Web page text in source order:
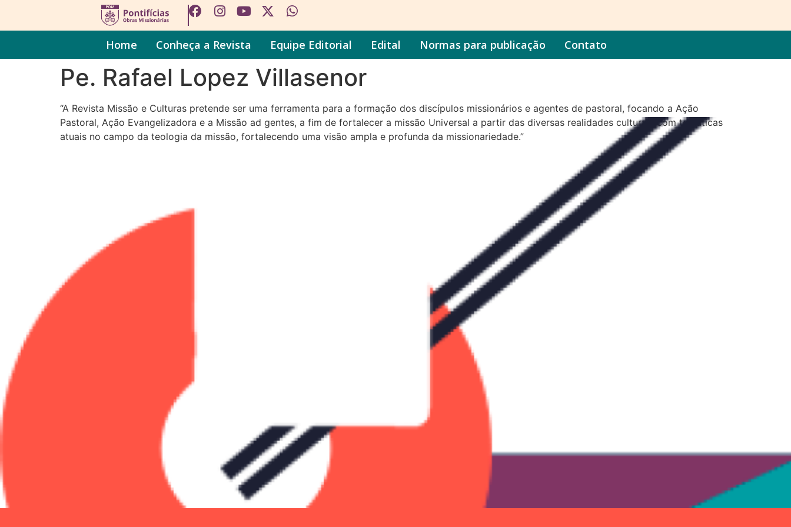
Home Conheça a Revista Equipe Editorial Edital Normas para publicação Contato
Pe. Rafael Lopez Villasenor
“A Revista Missão e Culturas pretende ser uma ferramenta para a formação dos discípulos missionários e agentes de pastoral, focando a Ação
Pastoral, Ação Evangelizadora e a Missão ad gentes, a fim de fortalecer a missão Universal a partir das diversas realidades culturais com temáticas
atuais no campo da teologia da missão, fortalecendo uma visão ampla e profunda da missionariedade.”